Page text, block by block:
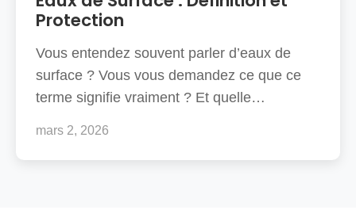
Protection
Vous entendez souvent parler d’eaux de
surface ? Vous vous demandez ce que ce
terme signifie vraiment ? Et quelle…
mars 2, 2026